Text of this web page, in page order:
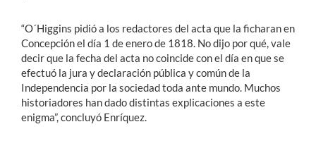
“O´Higgins pidió a los redactores del acta que la ficharan en
Concepción el día 1 de enero de 1818. No dijo por qué, vale
decir que la fecha del acta no coincide con el día en que se
efectuó la jura y declaración pública y común de la
Independencia por la sociedad toda ante mundo. Muchos
historiadores han dado distintas explicaciones a este
enigma”, concluyó Enríquez.